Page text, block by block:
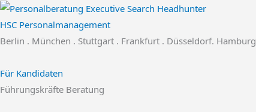
Zum
Inhalt
springen
HSC Personalmanagement
Berlin . München . Stuttgart . Frankfurt . Düsseldorf. Hamburg
Für Kandidaten
Führungskräfte Beratung